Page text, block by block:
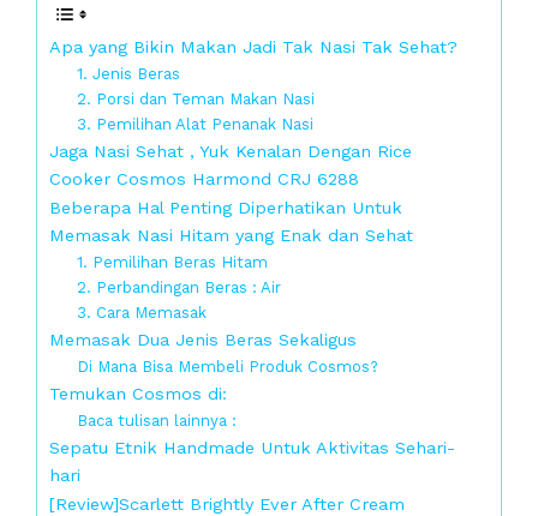
Apa yang Bikin Makan Jadi Tak Nasi Tak Sehat?
1. Jenis Beras
2. Porsi dan Teman Makan Nasi
3. Pemilihan Alat Penanak Nasi
Jaga Nasi Sehat , Yuk Kenalan Dengan Rice
Cooker Cosmos Harmond CRJ 6288
Beberapa Hal Penting Diperhatikan Untuk
Memasak Nasi Hitam yang Enak dan Sehat
1. Pemilihan Beras Hitam
2. Perbandingan Beras : Air
3. Cara Memasak
Memasak Dua Jenis Beras Sekaligus
Di Mana Bisa Membeli Produk Cosmos?
Temukan Cosmos di:
Baca tulisan lainnya :
Sepatu Etnik Handmade Untuk Aktivitas Sehari-
hari
[Review]Scarlett Brightly Ever After Cream